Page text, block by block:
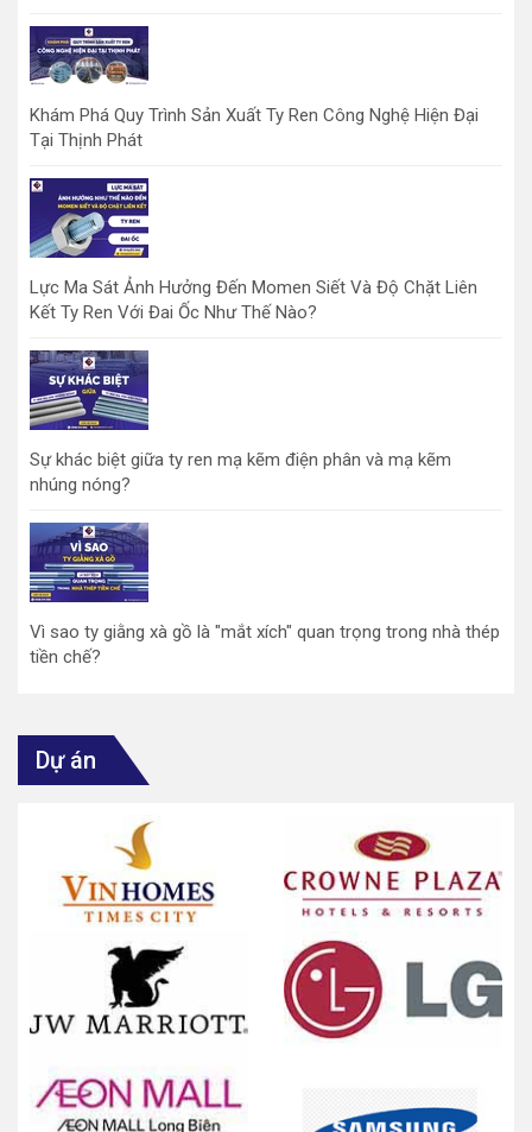
Khám Phá Quy Trình Sản Xuất Ty Ren Công Nghệ Hiện Đại
Tại Thịnh Phát
Lực Ma Sát Ảnh Hưởng Đến Momen Siết Và Độ Chặt Liên
Kết Ty Ren Với Đai Ốc Như Thế Nào?
Sự khác biệt giữa ty ren mạ kẽm điện phân và mạ kẽm
nhúng nóng?
Vì sao ty giằng xà gồ là "mắt xích" quan trọng trong nhà thép
tiền chế?
Dự án